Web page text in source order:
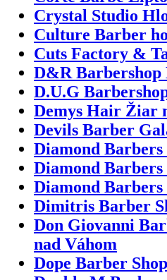
Crystal Studio
Culture Barber
Cuts Factory &
D&R Barbershop
D.U.G
Demys Hair Žiar
Devils Barber
Diamond
Diamond Barbers
Diamond
Dimitris Barber
Don Giovanni
nad Váhom
Dope Barber